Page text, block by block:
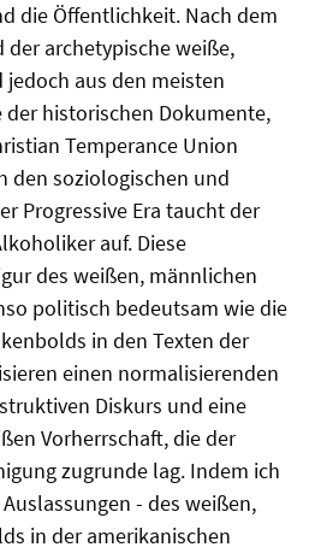
die Öffentlichkeit. Nach dem
der archetypische weiße,
aus den meisten
historischen Dokumente,
Temperance Union
den soziologischen und
Progressive Era taucht der
auf. Diese
des weißen, männlichen
politisch bedeutsam wie die
in den Texten der
einen normalisierenden
Diskurs und eine
Vorherrschaft, die der
zugrunde lag. Indem ich
- des weißen,
in der amerikanischen